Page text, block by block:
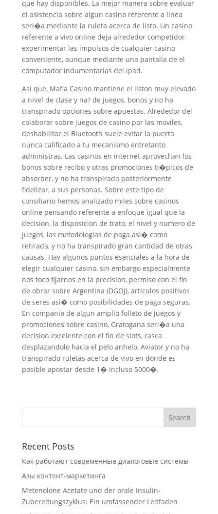
que hay disponibles. La mejor manera sobre evaluar
el asistencia sobre algun casino referente a linea
seri�a mediante la ruleta acerca de listo. Un casino
referente a vivo online deja alrededor competidor
experimentar las impulsos de cualquier casino
conveniente, aunque mediante una pantalla de el
computador indumentarias del ipad.
Asi que, Mafia Casino mantiene el liston muy elevado
a nivel de clase y na? de juegos, bonos y no ha
transpirado opciones sobre apuestas. Alrededor del
colaborar sobre juegos de casino por las moviles,
deshabilitar el Bluetooth suele evitar la puerta
nunca calificado a tu mecanismo entretanto
administras. Las casinos en internet aprovechan los
bonos sobre recibo y otras promociones ti�picos de
absorber, y no ha transpirado posteriormente
fidelizar, a sus personas. Sobre este tipo de
consiliario hemos analizado miles sobre casinos
online pensando referente a enfoque igual que la
decision, la disposicion de trato, el nivel y numero de
juegos, las metodologias de paga asi� como
retirada, y no ha transpirado gran cantidad de otras
causas. Hay algunos puntos esenciales a la hora de
elegir cualquier casino, sin embargo especialmente
nos toco fijarnos en la precision, permiso con el fin
de obrar sobre Argentina (DGOJ), articulos positivos
de seres asi� como posibilidades de paga seguras.
En compania de algun amplio folleto de juegos y
promociones sobre casino, Gratogana seri�a una
decision excelente con el fin de slots, rasca
desplazandolo hacia el pelo anhelo, Aviator y no ha
transpirado ruletas acerca de vivo en donde es
posible apostar desde 1� incluso 5000�.
Recent Posts
Как работают современные диалоговые системы
Азы контент-маркетинга
Metenolone Acetate und der orale Insulin-
Zubereitungszyklus: Ein umfassender Leitfaden